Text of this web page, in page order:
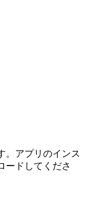
。アプリのインス
ードしてくださ